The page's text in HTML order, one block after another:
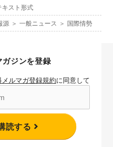
スト形式
＞ 一般ニュース ＞ 国際情勢
ガジンを登録
メルマガ登録規約に同意して
読する